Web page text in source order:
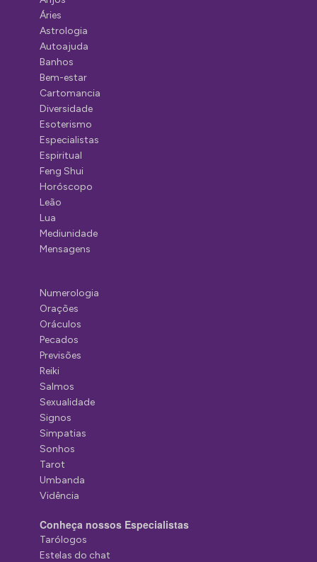
Áries
Astrologia
Autoajuda
Banhos
Bem-estar
Cartomancia
Diversidade
Esoterismo
Especialistas
Espiritual
Feng Shui
Horóscopo
Leão
Lua
Mediunidade
Mensagens
Numerologia
Orações
Oráculos
Pecados
Previsões
Reiki
Salmos
Sexualidade
Signos
Simpatias
Sonhos
Tarot
Umbanda
Vidência
Conheça nossos Especialistas
Tarólogos
Estelas do chat